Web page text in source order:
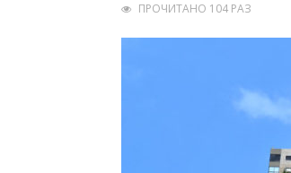
ПРОЧИТАНО 104 РАЗ